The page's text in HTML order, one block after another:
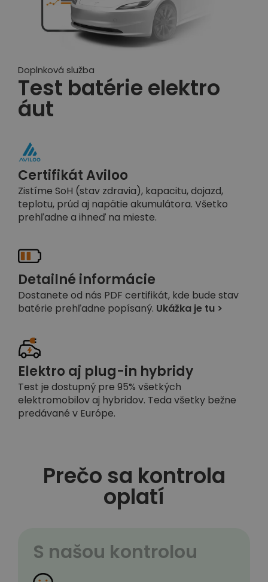
Doplnková služba
Test batérie elektro
áut
Certifikát Aviloo
Zistíme SoH (stav zdravia), kapacitu, dojazd,
teplotu, prúd aj napätie akumulátora. Všetko
prehľadne a ihneď na mieste.
Detailné informácie
Dostanete od nás PDF certifikát, kde bude stav
batérie prehľadne popísaný. Ukážka je tu >
Elektro aj plug-in hybridy
Test je dostupný pre 95% všetkých
elektromobilov aj hybridov. Teda všetky bežne
predávané v Európe.
Prečo sa kontrola
oplatí
S našou kontrolou